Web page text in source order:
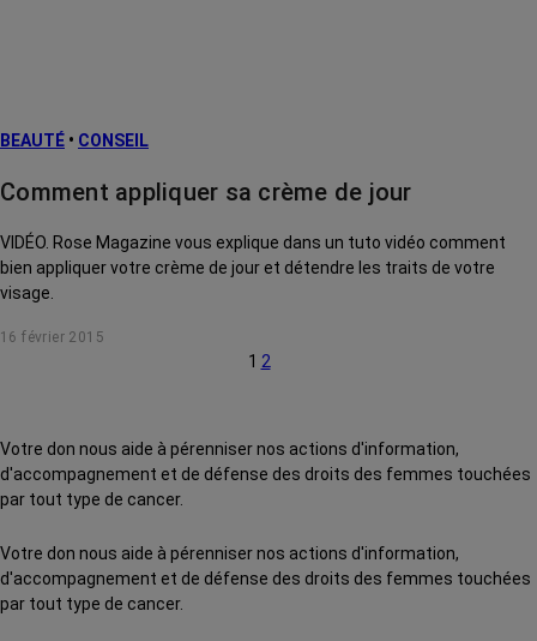
BEAUTÉ • CONSEIL
Comment appliquer sa crème de jour
VIDÉO. Rose Magazine vous explique dans un tuto vidéo comment
bien appliquer votre crème de jour et détendre les traits de votre
visage.
16 février 2015
1 2
Votre don nous aide à pérenniser nos actions d'information,
d'accompagnement et de défense des droits des femmes touchées
par tout type de cancer.
Votre don nous aide à pérenniser nos actions d'information,
d'accompagnement et de défense des droits des femmes touchées
par tout type de cancer.